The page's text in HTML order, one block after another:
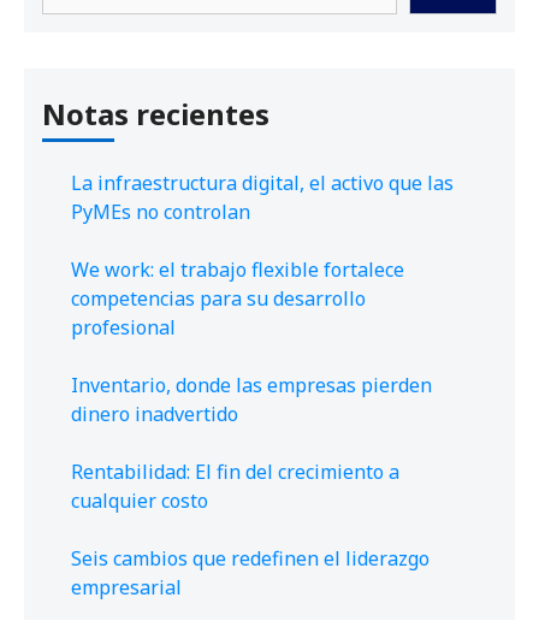
Notas recientes
La infraestructura digital, el activo que las
PyMEs no controlan
We work: el trabajo flexible fortalece
competencias para su desarrollo
profesional
Inventario, donde las empresas pierden
dinero inadvertido
Rentabilidad: El fin del crecimiento a
cualquier costo
Seis cambios que redefinen el liderazgo
empresarial